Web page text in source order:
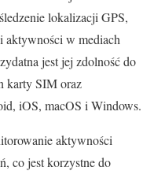
lokalizacji GPS,
aktywności w mediach
jest jej zdolność do
karty SIM oraz
iOS, macOS i Windows.
aktywności
co jest korzystne do